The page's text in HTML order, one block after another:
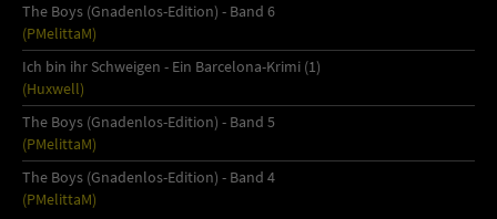
The Boys (Gnadenlos-Edition) - Band 6
(PMelittaM)
Ich bin ihr Schweigen - Ein Barcelona-Krimi (1)
(Huxwell)
The Boys (Gnadenlos-Edition) - Band 5
(PMelittaM)
The Boys (Gnadenlos-Edition) - Band 4
(PMelittaM)